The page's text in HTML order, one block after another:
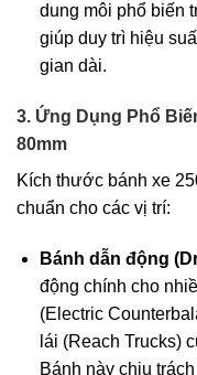
dung môi phổ biến
giúp duy trì hiệu
gian dài.
3. Ứng Dụng Phổ
80mm
Kích thước bánh xe
chuẩn cho các vị trí:
Bánh dẫn động
động chính cho
(Electric
lái (Reach Trucks)
Bánh này chịu